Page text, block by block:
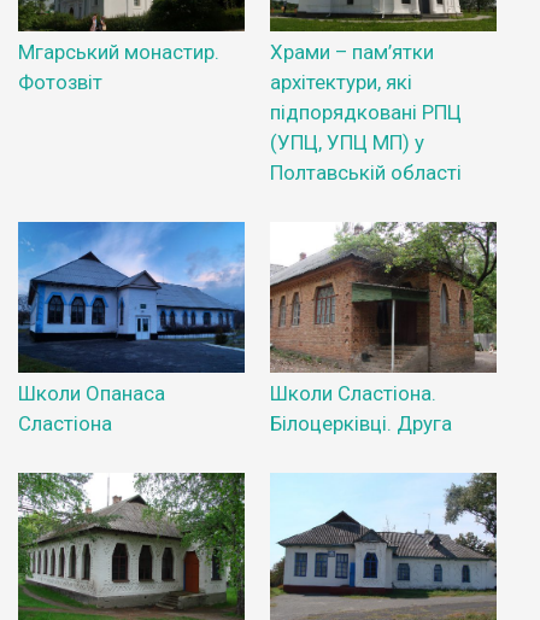
Мгарський монастир.
Фотозвіт
Храми – пам’ятки
архітектури, які
підпорядковані РПЦ
(УПЦ, УПЦ МП) у
Полтавській області
Школи Опанаса
Сластіона
Школи Сластіона.
Білоцерківці. Друга